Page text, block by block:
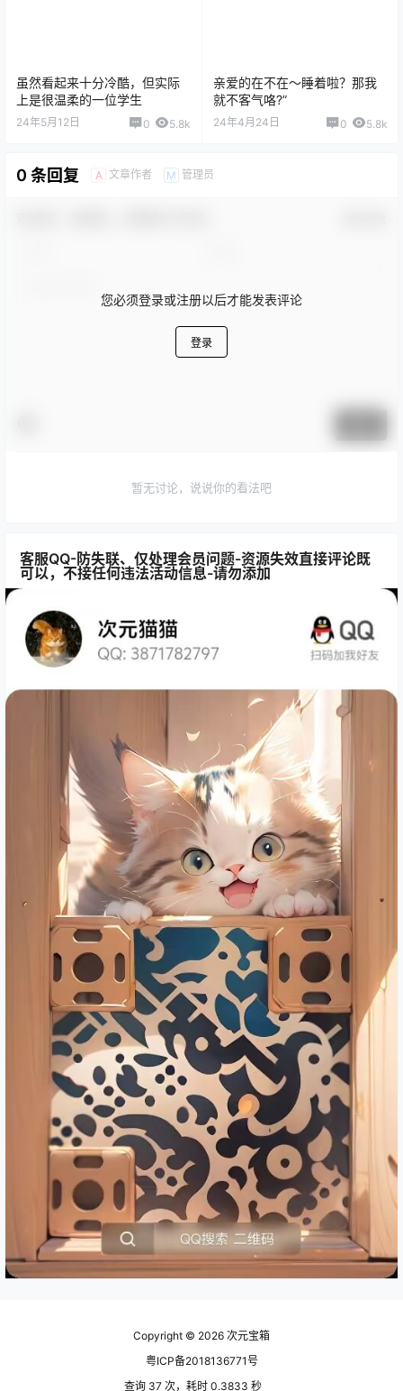
虽然看起来十分冷酷，但实际
上是很温柔的一位学生
24年5月12日 0 5.8k
亲爱的在不在～睡着啦？那我
就不客气咯?”
24年4月24日 0 5.8k
0 条回复 A 文章作者 M 管理员
您必须登录或注册以后才能发表评论
登录
暂无讨论，说说你的看法吧
客服QQ-防失联、仅处理会员问题-资源失效直接评论既
可以，不接任何违法活动信息-请勿添加
Copyright © 2026 次元宝箱
粤ICP备2018136771号
查询 37 次，耗时 0.3833 秒